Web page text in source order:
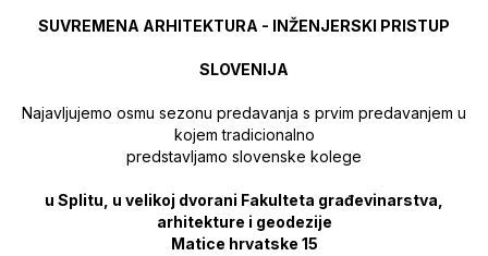
SUVREMENA ARHITEKTURA - INŽENJERSKI PRISTUP
SLOVENIJA
Najavljujemo osmu sezonu predavanja s prvim predavanjem u
kojem tradicionalno
predstavljamo slovenske kolege
u Splitu, u velikoj dvorani Fakulteta građevinarstva,
arhitekture i geodezije
Matice hrvatske 15